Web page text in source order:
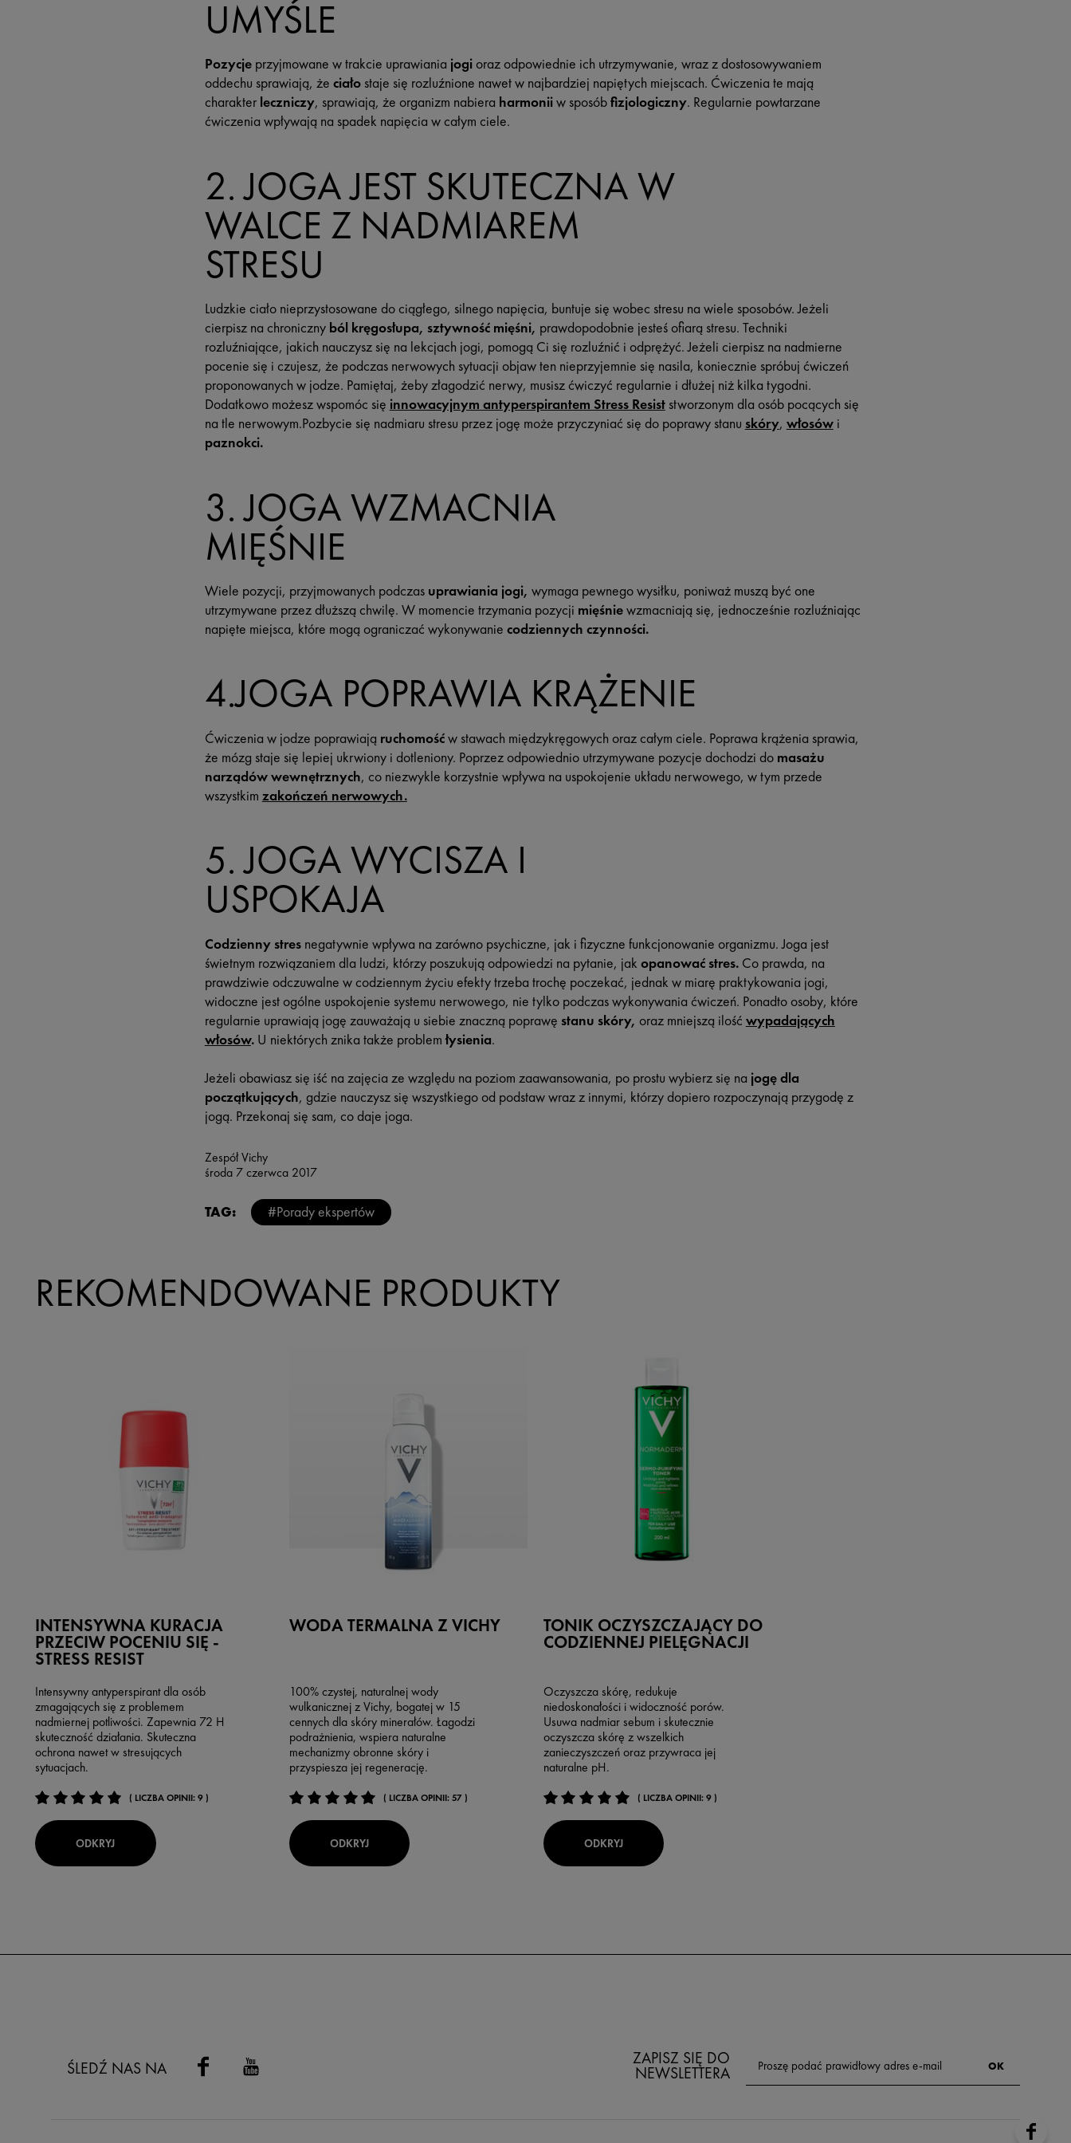
UMYŚLE
Pozycjeprzyjmowane w trakcie uprawiania jogioraz odpowiednie ich utrzymywanie, wraz z dostosowywaniem
oddechu sprawiają, że ciałostaje się rozluźnione nawet w najbardziej napiętych miejscach. Ćwiczenia te mają
charakter leczniczy, sprawiają, że organizm nabiera harmoniiw sposóbfizjologiczny. Regularnie powtarzane
ćwiczenia wpływają na spadek napięcia w całym ciele.
2. JOGA JEST SKUTECZNA W
WALCE Z NADMIAREM
STRESU
Ludzkie ciało nieprzystosowane do ciągłego, silnego napięcia, buntuje się wobec stresu na wiele sposobów. Jeżeli
cierpisz na chroniczny ból kręgosłupa, sztywność mięśni, prawdopodobnie jesteś ofiarą stresu. Techniki
rozluźniające, jakich nauczysz się na lekcjach jogi, pomogą Ci się rozluźnić i odprężyć. Jeżeli cierpisz na nadmierne
pocenie się i czujesz, że podczas nerwowych sytuacji objaw ten nieprzyjemnie się nasila, koniecznie spróbuj ćwiczeń
proponowanych w jodze. Pamiętaj, żeby złagodzić nerwy, musisz ćwiczyć regularnie i dłużej niż kilka tygodni.
Dodatkowo możesz wspomóc się innowacyjnym antyperspirantem Stress Resiststworzonym dla osób pocących się
na tle nerwowym.Pozbycie się nadmiaru stresu przez jogę może przyczyniać się do poprawy stanu skóry, włosówi
paznokci.
3. JOGA WZMACNIA
MIĘŚNIE
Wiele pozycji, przyjmowanych podczas uprawiania jogi, wymaga pewnego wysiłku, poniważ muszą być one
utrzymywane przez dłuższą chwilę. W momencie trzymania pozycji mięśniewzmacniają się, jednocześnie rozluźniając
napięte miejsca, które mogą ograniczać wykonywanie codziennych czynności.
4.JOGA POPRAWIA KRĄŻENIE
Ćwiczenia w jodze poprawiają ruchomośćw stawach międzykręgowych oraz całym ciele. Poprawa krążenia sprawia,
że mózg staje się lepiej ukrwiony i dotleniony. Poprzez odpowiednio utrzymywane pozycje dochodzi do masażu
narządów wewnętrznych, co niezwykle korzystnie wpływa na uspokojenie układu nerwowego, w tym przede
wszystkim zakończeń nerwowych.
5. JOGA WYCISZA I
USPOKAJA
Codzienny stres negatywnie wpływa na zarówno psychiczne, jak i fizyczne funkcjonowanie organizmu. Joga jest
świetnym rozwiązaniem dla ludzi, którzy poszukują odpowiedzi na pytanie, jak opanować stres.Co prawda, na
prawdziwie odczuwalne w codziennym życiu efekty trzeba trochę poczekać, jednak w miarę praktykowania jogi,
widoczne jest ogólne uspokojenie systemu nerwowego, nie tylko podczas wykonywania ćwiczeń. Ponadto osoby, które
regularnie uprawiają jogę zauważają u siebie znaczną poprawę stanu skóry, oraz mniejszą ilość wypadających
włosów. U niektórych znika także problemłysienia.
Jeżeli obawiasz się iść na zajęcia ze względu na poziom zaawansowania, po prostu wybierz się na jogę dla
początkujących, gdzie nauczysz się wszystkiego od podstaw wraz z innymi, którzy dopiero rozpoczynają przygodę z
jogą. Przekonaj się sam, co daje joga.
Zespół Vichy
środa 7 czerwca 2017
TAG: #Porady ekspertów
REKOMENDOWANE PRODUKTY
INTENSYWNA KURACJA
PRZECIW POCENIU SIĘ -
STRESS RESIST
Intensywny antyperspirant dla osób
zmagających się z problemem
nadmiernej potliwości. Zapewnia 72 H
skuteczność działania. Skuteczna
ochrona nawet w stresujących
sytuacjach.
( LICZBA OPINII: 9 )
ODKRYJ
WODA TERMALNA Z VICHY
100% czystej, naturalnej wody
wulkanicznej z Vichy, bogatej w 15
cennych dla skóry minerałów. Łagodzi
podrażnienia, wspiera naturalne
mechanizmy obronne skóry i
przyspiesza jej regenerację.
( LICZBA OPINII: 57 )
ODKRYJ
TONIK OCZYSZCZAJĄCY DO
CODZIENNEJ PIELĘGNACJI
Oczyszcza skórę, redukuje
niedoskonałości i widoczność porów.
Usuwa nadmiar sebum i skutecznie
oczyszcza skórę z wszelkich
zanieczyszczeń oraz przywraca jej
naturalne pH.
( LICZBA OPINII: 9 )
ODKRYJ
ZAPISZ SIĘ DO
NEWSLETTERA
ŚLEDŹ NAS NA